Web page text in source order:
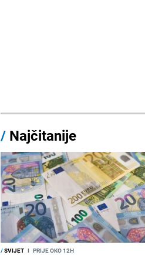
/ Najčitanije
/SVIJET I PRIJE OKO 12H